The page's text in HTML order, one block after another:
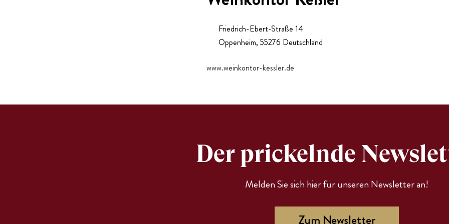
Friedrich-Ebert-Straße 14
Oppenheim, 55276 Deutschland
www.weinkontor-kessler.de
Der prickelnde
Melden Sie sich hier für unseren Newsletter an!
Zum Newsletter